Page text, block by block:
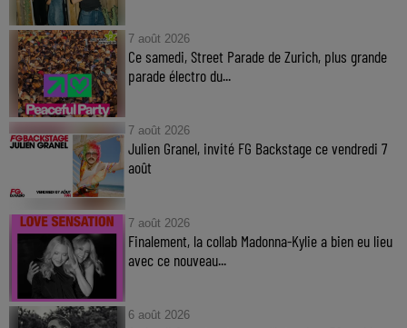
7 août 2026
Ce samedi, Street Parade de Zurich, plus grande
parade électro du...
7 août 2026
Julien Granel, invité FG Backstage ce vendredi 7
août
7 août 2026
Finalement, la collab Madonna-Kylie a bien eu lieu
avec ce nouveau...
6 août 2026